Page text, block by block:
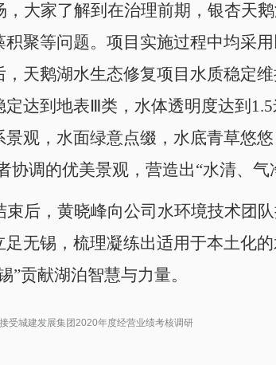
，大家了解到在治理前期，银杏天
积聚等问题。项目实施过程中均采
，天鹅湖水生态修复项目水质稳定
定达到地表Ⅲ类，水体透明度达到
景观，水面绿意点缀，水底青草悠
协调的优美景观，营造出“水清、气
束后，黄晓峰向公司水环境技术团
足无锡，梳理凝练出适用于本土化
”贡献湖泊智慧与力量。
受城建发展集团2020年度经营业绩考核调研